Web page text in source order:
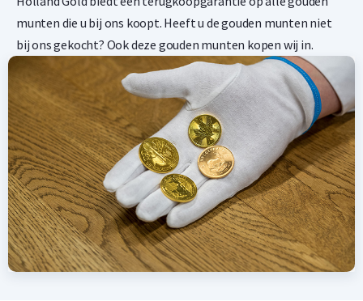
munten die u bij ons koopt. Heeft u de gouden munten niet
bij ons gekocht? Ook deze gouden munten kopen wij in.